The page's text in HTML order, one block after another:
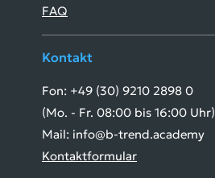
FAQ
Kontakt
Fon: +49 (30) 9210 2898 0
(Mo. - Fr. 08:00 bis 16:00 Uhr)
Mail: info@b-trend.academy
Kontaktformular